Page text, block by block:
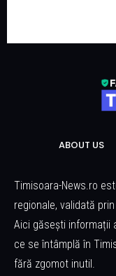
ABOUT US
Timisoara-News.ro
regionale, validată
Aici găsești informații
ce se întâmplă în
fără zgomot inutil.